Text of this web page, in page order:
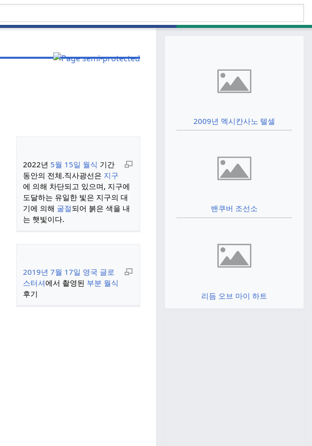
2022년 5월 15일 월식 기간
동안의 전체.직사광선은 지구
에 의해 차단되고 있으며, 지구에
도달하는 유일한 빛은 지구의 대
기에 의해 굴절되어 붉은 색을 내
는 햇빛이다.
2019년 7월 17일 영국 글로
스터셔에서 촬영된 부분 월식
후기
2009년 멕시칸사노 텔셀
밴쿠버 조선소
리듬 오브 마이 하트